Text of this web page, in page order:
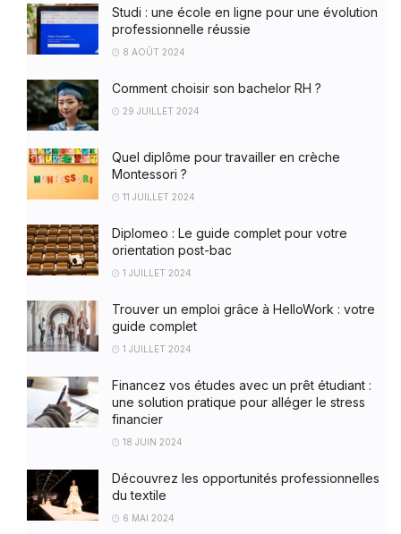
Studi : une école en ligne pour une évolution
professionnelle réussie
8 AOÛT 2024
Comment choisir son bachelor RH ?
29 JUILLET 2024
Quel diplôme pour travailler en crèche
Montessori ?
11 JUILLET 2024
Diplomeo : Le guide complet pour votre
orientation post-bac
1 JUILLET 2024
Trouver un emploi grâce à HelloWork : votre
guide complet
1 JUILLET 2024
Financez vos études avec un prêt étudiant :
une solution pratique pour alléger le stress
financier
18 JUIN 2024
Découvrez les opportunités professionnelles
du textile
6 MAI 2024